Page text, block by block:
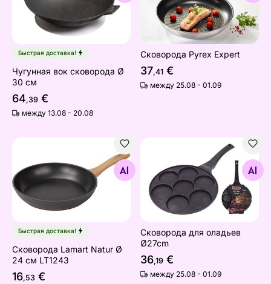
Быстрая доставка!
Чугунная вок сковорода Ø
30 см
64,39 €
между 13.08 - 20.08
Сковорода Pyrex Expert
37,41 €
между 25.08 - 01.09
Сковорода Lamart Natur Ø 24 см LT1243
Найдите похожие
Быстрая доставка!
Сковорода Lamart Natur Ø
24 см LT1243
16,53 €
Сковорода для оладьев
Найдите похожие
Сковорода для оладьев
Ø27cm
36,19 €
между 25.08 - 01.09